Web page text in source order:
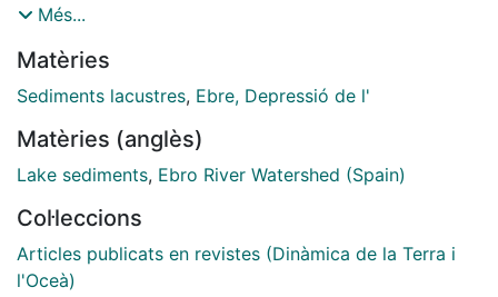
cuenca del Ebro es atribuido a Rutilus antiquus n.p.
pachecoi (ROYO) y ccLeuciscusa antunesi GAUDANT,
reconocidas en el Mioceno de la Pennsula Ibrica, asi
(STEINDACHNER). R. antiquus n.p. habito durante el
Oligoceno superior y probablemente durante el
salinidad variable (Sistema lacustre de Los Monegros)
del sector SE de la cuenca del Ebro.
Més...
Matèries
Sediments lacustres, Ebre, Depressió de l'
Matèries (anglès)
Lake sediments, Ebro River Watershed (Spain)
Col·leccions
Articles publicats en revistes (Dinàmica de la Terra i
l'Oceà)